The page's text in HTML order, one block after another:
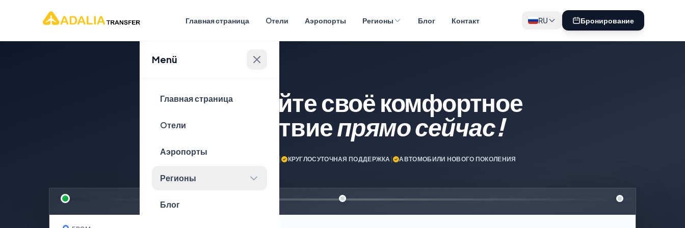
Главная страница Oтели Аэропорты Регионы Блог Контакт RU Бронирование
Menü
Главная страница
Oтели
Аэропорты
Регионы
Блог
Спланируйте своё комфортное
путешествиепрямо сейчас!
| КРУГЛОСУТОЧНАЯ ПОДДЕРЖКА | АВТОМОБИЛИ НОВОГО ПОКОЛЕНИЯ